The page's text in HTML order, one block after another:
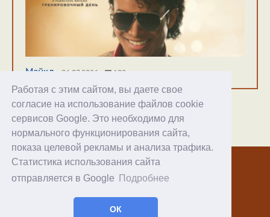
Работая с этим сайтом, вы даете свое
согласие на использование файлов cookie
сервисов Google. Это необходимо для
нормального функционирования сайта,
показа целевой рекламы и анализа трафика.
Статистика использования сайта
отправляется в Google
Подробнее
ОК
Майкл 06.07.2026 108
Хостинг
© 1998–2026 Alex Exler
Facebook
RSS статей